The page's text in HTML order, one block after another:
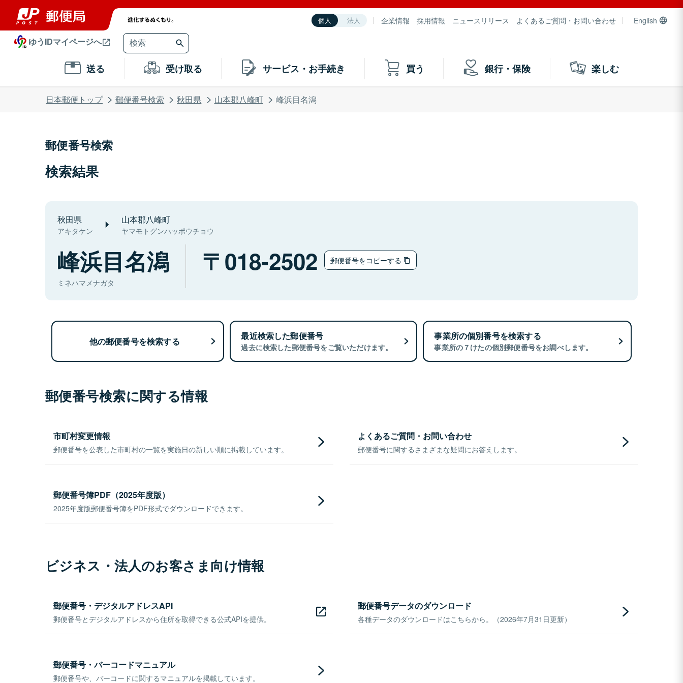
個人 法人 企業情報 採用情報 ニュースリリース よくあるご質問・お問い合わせ English
ゆうIDマイページへ
送る 受け取る サービス・お手続き 買う 銀行・保険 楽しむ
日本郵便トップ 郵便番号検索 秋田県 山本郡八峰町 峰浜目名潟
郵便番号検索
検索結果
秋田県
アキタケン
山本郡八峰町
ヤマモトグンハッポウチョウ
峰浜目名潟
ミネハマメナガタ
018-2502 郵便番号をコピーする
他の郵便番号を検索する 最近検索した郵便番号
過去に検索した郵便番号をご覧いただけます。
事業所の個別番号を検索する
事業所の７けたの個別郵便番号をお調べします。
郵便番号検索に関する情報
市町村変更情報
郵便番号を公表した市町村の一覧を実施日の新しい順に掲載しています。
よくあるご質問・お問い合わせ
郵便番号に関するさまざまな疑問にお答えします。
郵便番号簿PDF（2025年度版）
2025年度版郵便番号簿をPDF形式でダウンロードできます。
ビジネス・法人のお客さま向け情報
郵便番号・デジタルアドレスAPI
郵便番号とデジタルアドレスから住所を取得できる公式APIを提供。
郵便番号データのダウンロード
各種データのダウンロードはこちらから。（2026年7月31日更新）
郵便番号・バーコードマニュアル
郵便番号や、バーコードに関するマニュアルを掲載しています。